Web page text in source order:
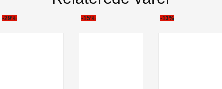
-29% -15% -13%